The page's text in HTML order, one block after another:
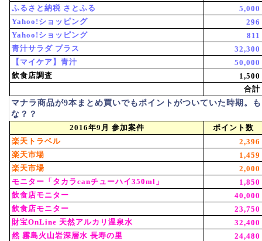
ふるさと納税 さとふる
5,000
Yahoo!ショッピング
296
Yahoo!ショッピング
811
青汁サラダ プラス
32,300
【マイケア】青汁
50,000
飲食店調査
1,500
合計
マナラ商品が9本まとめ買いでもポイントがついていた時期。
な？？
2016年9月 参加案件
ポイント数
楽天トラベル
2,396
楽天市場
1,459
楽天市場
2,000
モニター「タカラcanチューハイ350ml」
1,850
飲食店モニター
40,000
飲食店モニター
23,750
財宝OnLine 天然アルカリ温泉水
32,400
然 霧島火山岩深層水 長寿の里
24,480